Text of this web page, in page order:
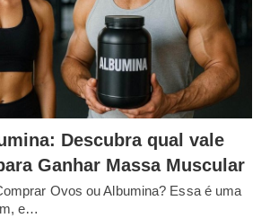
Descubra qual vale
Ganhar Massa Muscular
Ovos ou Albumina? Essa é uma
e…